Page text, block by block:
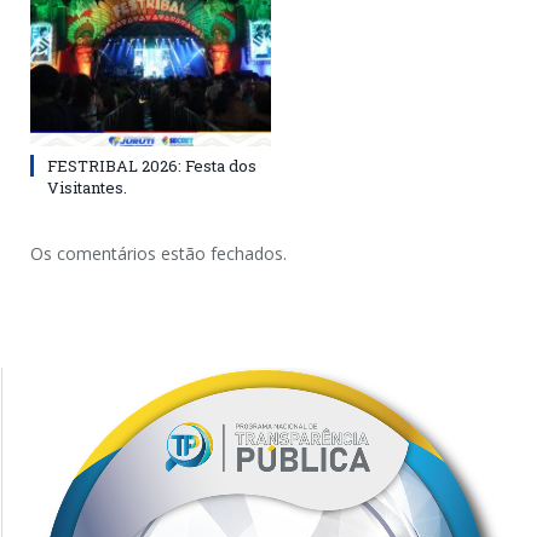
FESTRIBAL 2026: Festa dos
Visitantes.
Os comentários estão fechados.